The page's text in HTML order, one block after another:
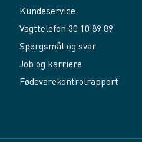
Kundeservice
Vagttelefon 30 10 89 89
Spørgsmål og svar
Job og karriere
Fødevarekontrolrapport